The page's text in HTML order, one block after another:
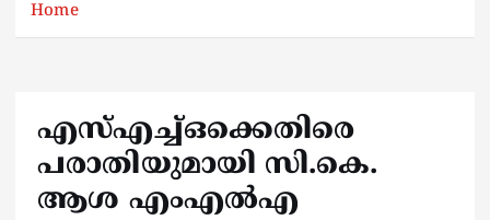
Home
എസ്എച്ച്ഒക്കെതിരെ
പരാതിയുമായി സി.കെ.
ആശ എംഎൽഎ